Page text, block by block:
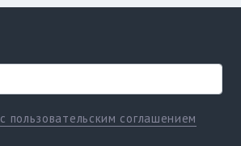
с пользовательским соглашением